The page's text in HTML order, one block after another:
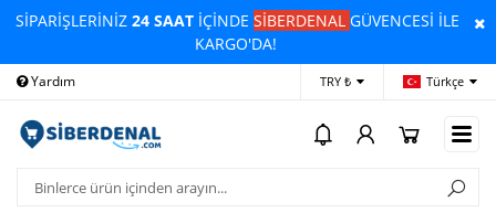
SİPARİŞLERİNİZ24 SAAT İÇİNDESİBERDENALGÜVENCESİ İLE
KARGO'DA!
Yardım Ödeme Bildirimi
TRY ₺ Türkçe